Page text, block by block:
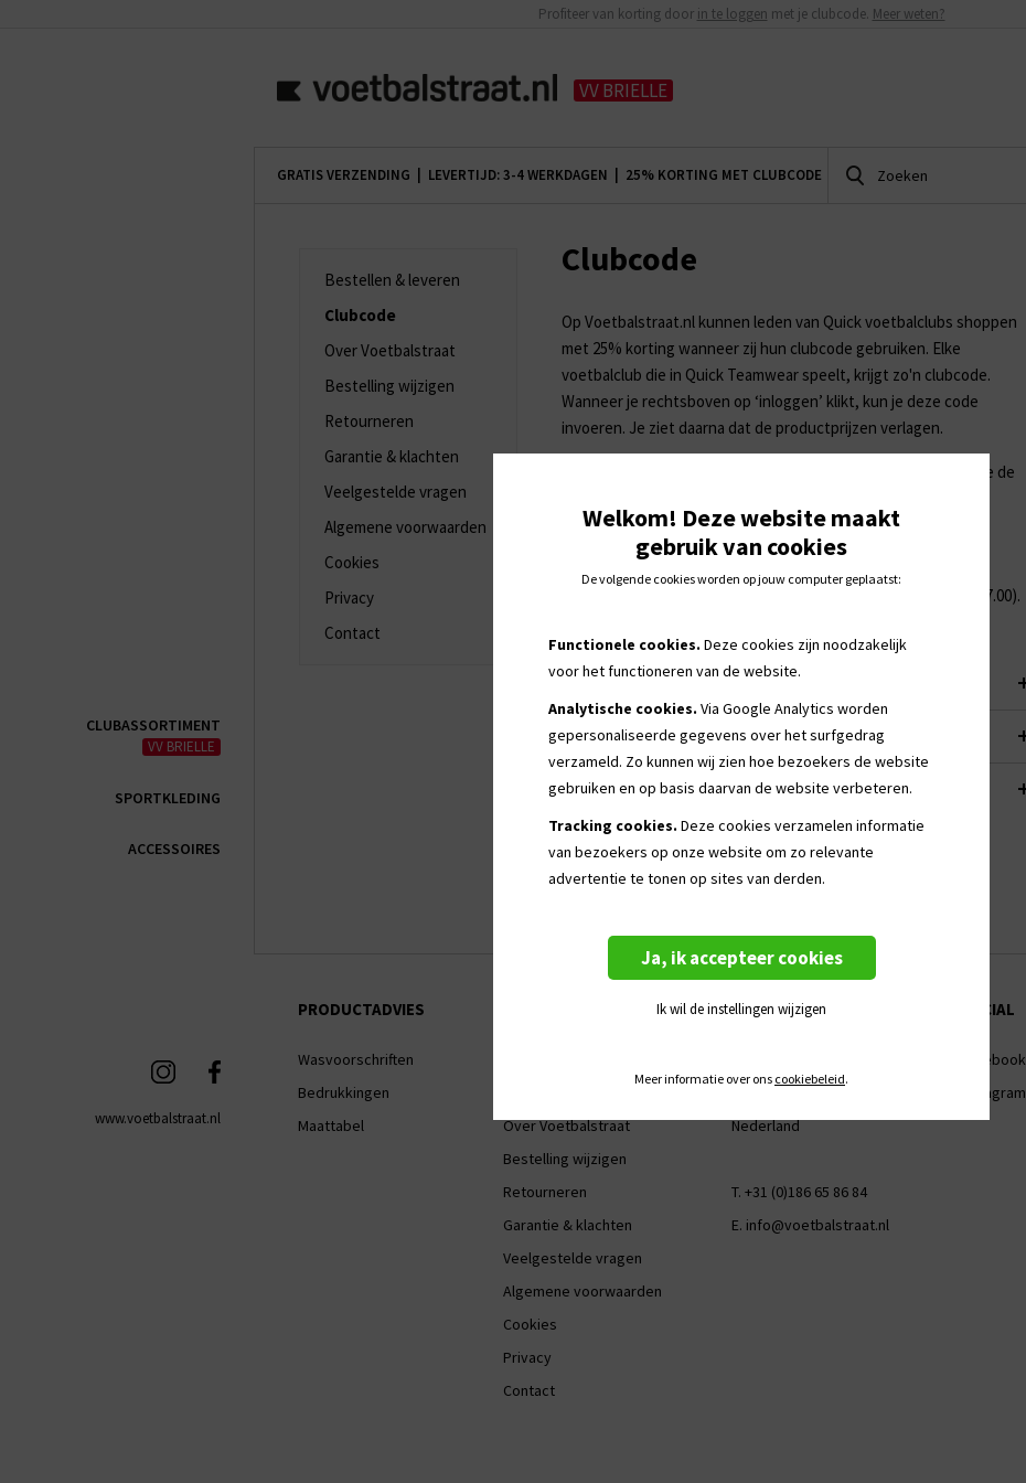
Profiteer van korting door in te loggen met je clubcode. Meer weten?
CLUBASSORTIMENT
VV BRIELLE
SPORTKLEDING
ACCESSOIRES
www.voetbalstraat.nl
VV BRIELLE
GRATIS VERZENDING | LEVERTIJD: 3-4 WERKDAGEN | 25% KORTING MET CLUBCODE
Bestellen & leveren
Clubcode
Over Voetbalstraat
Bestelling wijzigen
Retourneren
Garantie & klachten
Veelgestelde vragen
Algemene voorwaarden
Cookies
Privacy
Contact
Clubcode
Op Voetbalstraat.nl kunnen leden van Quick voetbalclubs shoppen
met 25% korting wanneer zij hun clubcode gebruiken. Elke
voetbalclub die in Quick Teamwear speelt, krijgt zo'n clubcode.
Wanneer je rechtsboven op ‘inloggen’ klikt, kun je deze code
invoeren. Je ziet daarna dat de productprijzen verlagen.
Speel jij bij een club die in Quick Teamwear speelt, maar weet je de
kledingverantwoordelijke van jouw vereniging.
Klantenservice op +31 (0)186-65 86 84 (ma t/m vrij van 08.00 – 17.00).
Inloggen met je account
Clubcode aanvragen
Uitzonderingen
PRODUCTADVIES
Wasvoorschriften
Bedrukkingen
Maattabel
Over Voetbalstraat
Bestelling wijzigen
Retourneren
Garantie & klachten
Veelgestelde vragen
Algemene voorwaarden
Cookies
Privacy
Contact
CONTACT
3281 LB Numansdorp
Nederland
T. +31 (0)186 65 86 84
E. info@voetbalstraat.nl
SOCIAL
Facebook
Instagram
Welkom! Deze website maakt
gebruik van cookies
De volgende cookies worden op jouw computer geplaatst:
Functionele cookies. Deze cookies zijn noodzakelijk
voor het functioneren van de website.
Analytische cookies. Via Google Analytics worden
gepersonaliseerde gegevens over het surfgedrag
verzameld. Zo kunnen wij zien hoe bezoekers de website
gebruiken en op basis daarvan de website verbeteren.
Tracking cookies. Deze cookies verzamelen informatie
van bezoekers op onze website om zo relevante
advertentie te tonen op sites van derden.
Ja, ik accepteer cookies
Ik wil de instellingen wijzigen
Meer informatie over ons cookiebeleid.